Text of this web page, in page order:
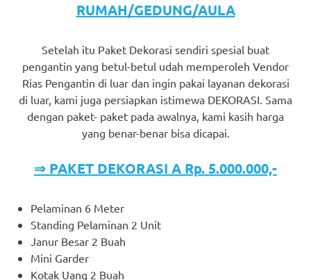
RUMAH/GEDUNG/AULA
Setelah itu Paket Dekorasi sendiri spesial buat
pengantin yang betul-betul udah memperoleh Vendor
Rias Pengantin di luar dan ingin pakai layanan dekorasi
di luar, kami juga persiapkan istimewa DEKORASI. Sama
dengan paket- paket pada awalnya, kami kasih harga
yang benar-benar bisa dicapai.
⇒ PAKET DEKORASI A Rp. 5.000.000,-
Pelaminan 6 Meter
Standing Pelaminan 2 Unit
Janur Besar 2 Buah
Mini Garder
Kotak Uang 2 Buah